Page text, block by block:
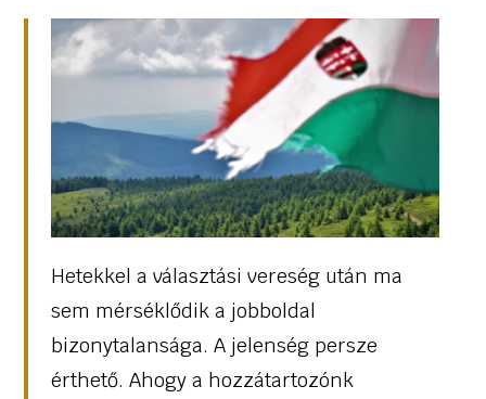
Hetekkel a választási vereség után ma
sem mérséklődik a jobboldal
bizonytalansága. A jelenség persze
érthető. Ahogy a hozzátartozónk